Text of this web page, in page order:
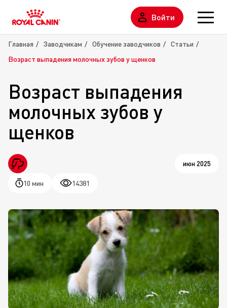
Войти
Главная Заводчикам Обучение заводчиков
Статьи
Возраст выпадения молочных зубов у щенков
Возраст выпадения
молочных зубов у
щенков
10 мин 14381
июн 2025